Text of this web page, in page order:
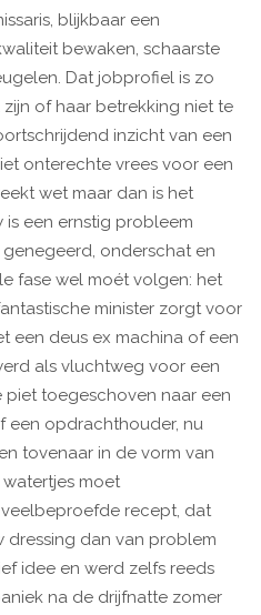
blijkbaar een
bewaken, schaarste
Dat jobprofiel is zo
zijn of haar betrekking niet te
inzicht van een
onterechte vrees voor een
wet maar dan is het
is een ernstig probleem
onderschat en
fase wel moét volgen: het
minister zorgt voor
een deus ex machina of een
als vluchtweg voor een
piet toegeschoven naar een
een opdrachthouder, nu
tovenaar in de vorm van
watertjes moet
recept, dat
dressing dan van problem
idee en werd zelfs reeds
na de drijfnatte zomer